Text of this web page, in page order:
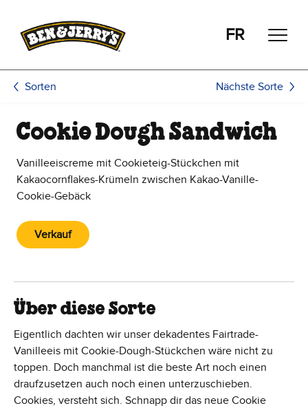
FR
Sorten Nächste Sorte
Cookie Dough Sandwich
Vanilleeiscreme mit Cookieteig-Stückchen mit
Kakaocornflakes-Krümeln zwischen Kakao-Vanille-
Cookie-Gebäck
Verkauf
Über diese Sorte
Eigentlich dachten wir unser dekadentes Fairtrade-
Vanilleeis mit Cookie-Dough-Stückchen wäre nicht zu
toppen. Doch manchmal ist die beste Art noch einen
draufzusetzen auch noch einen unterzuschieben.
Cookies, versteht sich. Schnapp dir das neue Cookie